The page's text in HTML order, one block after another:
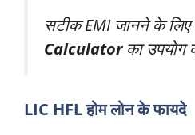
सटीक EMI जानने के
Calculatorका
LIC HFL होम लोन के फायदे